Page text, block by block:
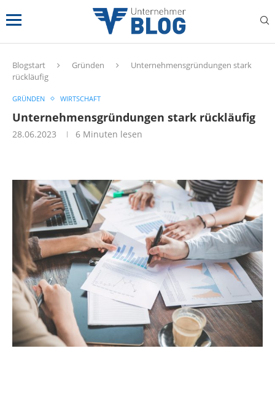
Blogstart Gründen
Unternehmensgründungen stark
rückläufig
GRÜNDEN WIRTSCHAFT
Unternehmensgründungen stark rückläufig
28.06.2023 6 Minuten lesen